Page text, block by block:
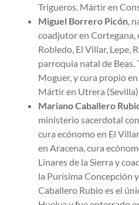
Trigueros. Mártir en
Miguel Borrero Picón,
coadjutor en Cortegana,
Robledo, El Villar, Lepe,
parroquia natal de Beas.
Moguer, y cura propio
Mártir en Utrera
Mariano Caballero
ministerio sacerdotal
cura ecónomo en El
en Aracena, cura
Linares de la Sierra y
la Purísima Concepción
Caballero Rubio es el